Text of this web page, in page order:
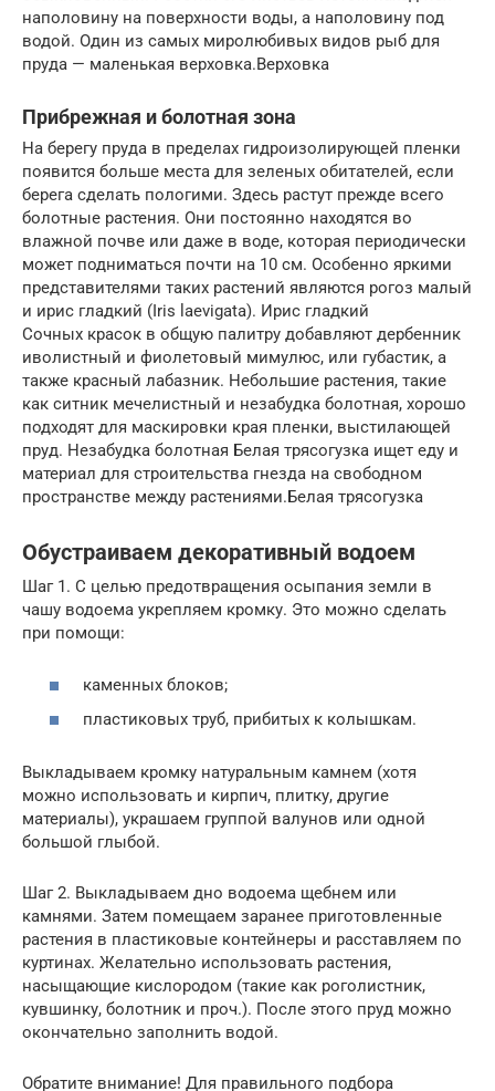
наполовину на поверхности воды, а наполовину под
водой. Один из самых миролюбивых видов рыб для
пруда — маленькая верховка.Верховка
Прибрежная и болотная зона
На берегу пруда в пределах гидроизолирующей пленки
появится больше места для зеленых обитателей, если
берега сделать пологими. Здесь растут прежде всего
болотные растения. Они постоянно находятся во
влажной почве или даже в воде, которая периодически
может подниматься почти на 10 см. Особенно яркими
представителями таких растений являются рогоз малый
и ирис гладкий (Iris laevigata). Ирис гладкий
Сочных красок в общую палитру добавляют дербенник
иволистный и фиолетовый мимулюс, или губастик, а
также красный лабазник. Небольшие растения, такие
как ситник мечелистный и незабудка болотная, хорошо
подходят для маскировки края пленки, выстилающей
пруд. Незабудка болотная Белая трясогузка ищет еду и
материал для строительства гнезда на свободном
пространстве между растениями.Белая трясогузка
Обустраиваем декоративный водоем
Шаг 1. С целью предотвращения осыпания земли в
чашу водоема укрепляем кромку. Это можно сделать
при помощи:
каменных блоков;
пластиковых труб, прибитых к колышкам.
Выкладываем кромку натуральным камнем (хотя
можно использовать и кирпич, плитку, другие
материалы), украшаем группой валунов или одной
большой глыбой.
Шаг 2. Выкладываем дно водоема щебнем или
камнями. Затем помещаем заранее приготовленные
растения в пластиковые контейнеры и расставляем по
куртинах. Желательно использовать растения,
насыщающие кислородом (такие как роголистник,
кувшинку, болотник и проч.). После этого пруд можно
окончательно заполнить водой.
Обратите внимание! Для правильного подбора